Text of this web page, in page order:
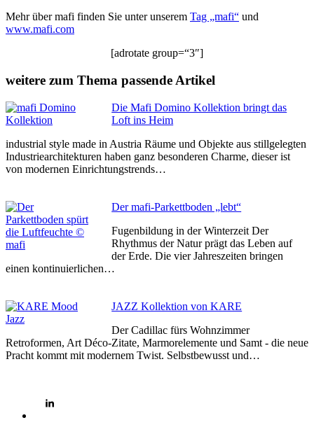
Mehr über mafi finden Sie unter unserem Tag „mafi“ und
www.mafi.com
[adrotate group=“3″]
weitere zum Thema passende Artikel
Die Mafi Domino Kollektion bringt das
Loft ins Heim
industrial style made in Austria Räume und Objekte aus stillgelegten
Industriearchitekturen haben ganz besonderen Charme, dieser ist
von modernen Einrichtungstrends…
Der mafi-Parkettboden „lebt“
Fugenbildung in der Winterzeit Der
Rhythmus der Natur prägt das Leben auf
der Erde. Die vier Jahreszeiten bringen
einen kontinuierlichen…
JAZZ Kollektion von KARE
Der Cadillac fürs Wohnzimmer
Retroformen, Art Déco-Zitate, Marmorelemente und Samt - die neue
Pracht kommt mit modernem Twist. Selbstbewusst und…